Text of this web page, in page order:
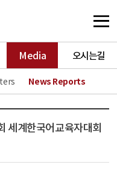
Media
News Reports
오시는길
세계한국어교육자대회